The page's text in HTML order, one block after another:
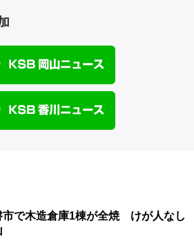
市で木造倉庫1棟が全焼 けが人なし